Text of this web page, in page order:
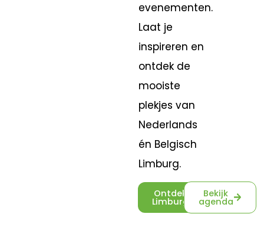
evenementen.
Laat je
inspireren en
ontdek de
mooiste
plekjes van
Nederlands
én Belgisch
Limburg.
Ontdek
Limburg
Bekijk
agenda